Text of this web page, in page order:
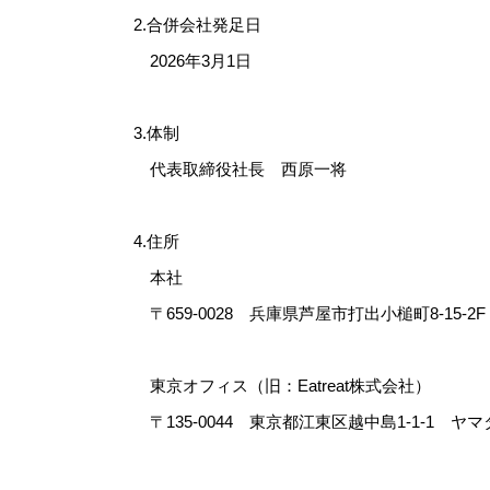
2.合併会社発足日
2026年3月1日
3.体制
代表取締役社長 西原一将
4.住所
本社
〒659-0028 兵庫県芦屋市打出小槌町8-15-2F
東京オフィス（旧：Eatreat株式会社）
〒135-0044 東京都江東区越中島1-1-1 ヤマ